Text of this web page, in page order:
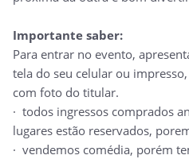
Importante saber:
Para entrar no evento,
tela do seu celular ou
com foto do titular.
· todos ingressos comprados
lugares estão reservados,
· vendemos comédia, porém